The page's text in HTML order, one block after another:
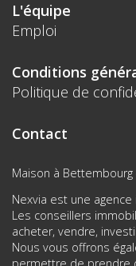
L'équipe
Emploi
Conditions
Politique de
Contact
Maison à Bettembourg
Nexvia est une
Les conseillers
acheter, vendre,
Nous vous offrons